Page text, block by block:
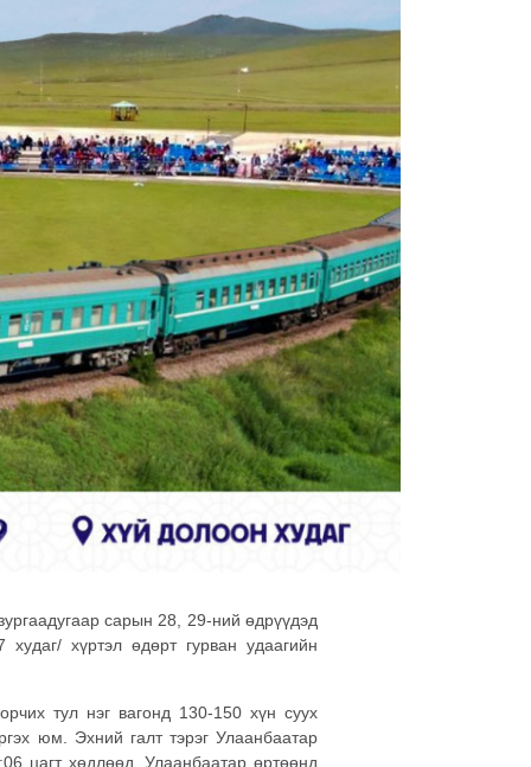
сарын 28, 29-ний өдрүүдэд
хүртэл өдөрт гурван удаагийн
тул нэг вагонд 130-150 хүн суух
юм. Эхний галт тэрэг Улаанбаатар
цагт хөдлөөд, Улаанбаатар өртөөнд